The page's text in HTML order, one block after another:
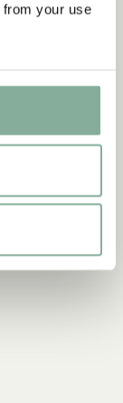
from your use